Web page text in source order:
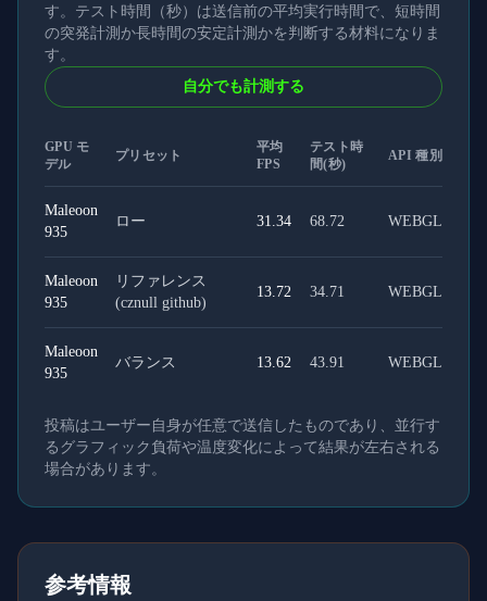
す。テスト時間（秒）は送信前の平均実行時間で、短時間
の突発計測か長時間の安定計測かを判断する材料になりま
す。
自分でも計測する
GPU モ
デル
プリセット
平均
FPS
テスト時
間(秒)
API 種別
Maleoon
935
ロー 31.34 68.72 WEBGL
Maleoon
935
リファレンス
(cznull github)
13.72 34.71 WEBGL
Maleoon
935
バランス 13.62 43.91 WEBGL
投稿はユーザー自身が任意で送信したものであり、並行す
るグラフィック負荷や温度変化によって結果が左右される
場合があります。
参考情報